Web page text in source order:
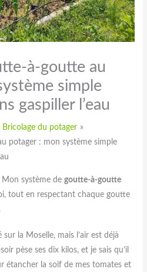
à-goutte au
simple
gaspiller l’eau
Bricolage du potager
potager : mon système simple
Mon système degoutte-à-goutte
tout en respectant chaque goutte
sur la Moselle, mais l’air est déjà
pèse ses dix kilos, et je sais qu’il
étancher la soif de mes tomates et